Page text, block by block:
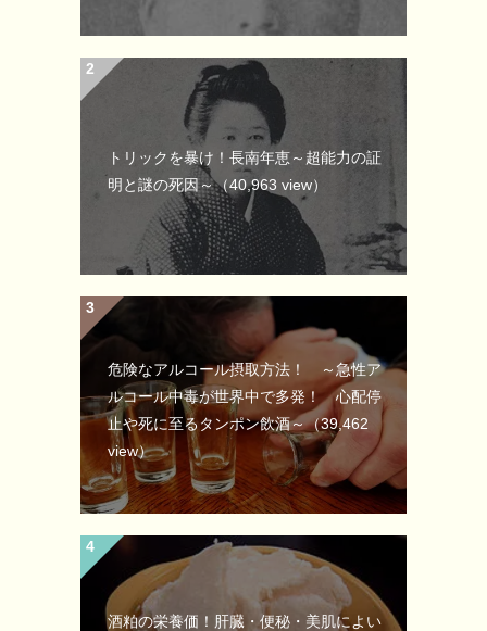
トリックを暴け！長南年恵～超能力の証
明と謎の死因～（40,963 view）
危険なアルコール摂取方法！ ～急性ア
ルコール中毒が世界中で多発！ 心配停
止や死に至るタンポン飲酒～（39,462
view）
酒粕の栄養価！肝臓・便秘・美肌によい